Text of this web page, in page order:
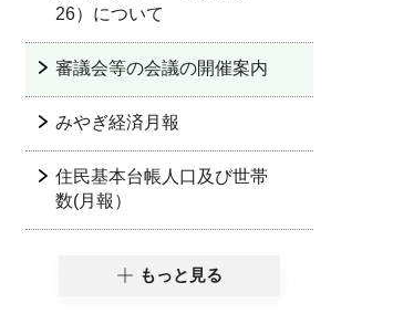
26）について
審議会等の会議の開催案内
みやぎ経済月報
住民基本台帳人口及び世帯
数(月報）
もっと見る